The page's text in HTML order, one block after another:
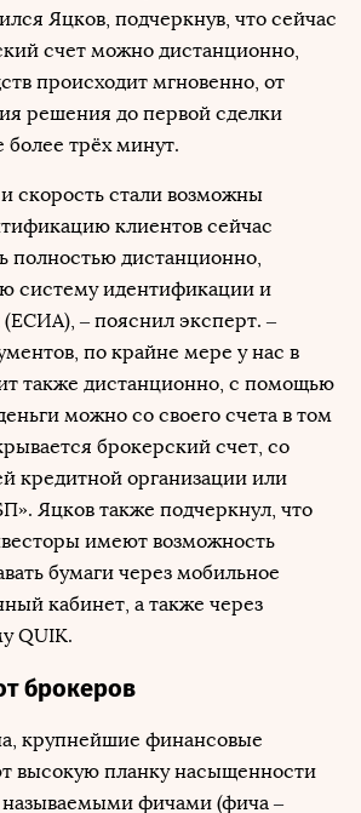
Яцков, подчеркнув, что сейчас
счет можно дистанционно,
происходит мгновенно, от
решения до первой сделки
трёх минут.
скорость стали возможны
клиентов сейчас
полностью дистанционно,
систему идентификации и
– пояснил эксперт. –
по крайне мере у нас в
также дистанционно, с помощью
можно со своего счета в том
брокерский счет, со
кредитной организации или
Яцков также подчеркнул, что
имеют возможность
бумаги через мобильное
кабинет, а также через
QUIK.
брокеров
крупнейшие финансовые
высокую планку насыщенности
фичами (фича –